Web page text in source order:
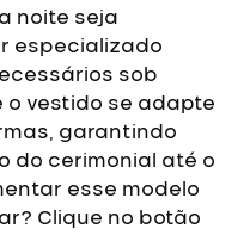
noite seja
especializado
sob
vestido se adapte
garantindo
do cerimonial até o
esse modelo
Clique no botão